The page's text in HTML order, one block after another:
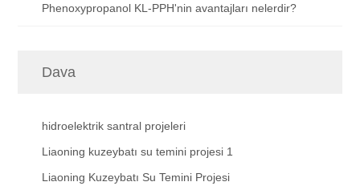
Phenoxypropanol KL-PPH'nin avantajları nelerdir?
Dava
hidroelektrik santral projeleri
Liaoning kuzeybatı su temini projesi 1
Liaoning Kuzeybatı Su Temini Projesi